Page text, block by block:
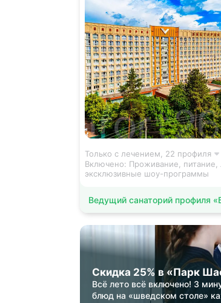
Только с лечением,
22 профиля
Включено: Проживание, питание,
эксклюзивные шоу-программы
Ведущий санаторий профиля
Скидка 25% в «Парк
Всё лето всё включено! 3
блюд на «шведском столе»